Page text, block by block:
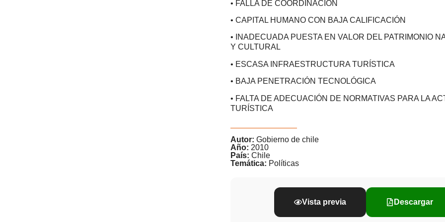
• FALLA DE COORDINACIÓN
• CAPITAL HUMANO CON BAJA CALIFICACIÓN
• INADECUADA PUESTA EN VALOR DEL PATRIMONIO
Y CULTURAL
• ESCASA INFRAESTRUCTURA TURÍSTICA
• BAJA PENETRACIÓN TECNOLÓGICA
• FALTA DE ADECUACIÓN DE NORMATIVAS PARA LA
TURÍSTICA
Autor: Gobierno de chile
Año: 2010
País: Chile
Temática: Políticas
Vista previa Descargar